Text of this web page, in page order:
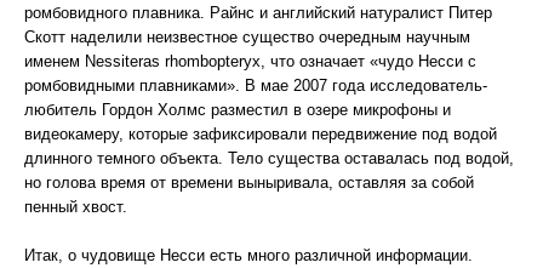
ромбовидного плавника. Райнс и английский натуралист Питер
Скотт наделили неизвестное существо очередным научным
именем Nessiteras rhombopteryx, что означает «чудо Несси с
ромбовидными плавниками». В мае 2007 года исследователь-
любитель Гордон Холмс разместил в озере микрофоны и
видеокамеру, которые зафиксировали передвижение под водой
длинного темного объекта. Тело существа оставалась под водой,
но голова время от времени выныривала, оставляя за собой
пенный хвост.
Итак, о чудовище Несси есть много различной информации.